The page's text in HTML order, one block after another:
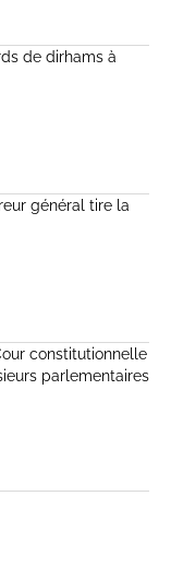
de dirhams à
général tire la
constitutionnelle
parlementaires